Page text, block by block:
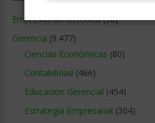
Empresas de Gerencia(38)
Gerencia (9.477)
Ciencias Económicas (80)
Contabilidad (466)
Educacion Gerencial (454)
Estrategia Empresarial (304)